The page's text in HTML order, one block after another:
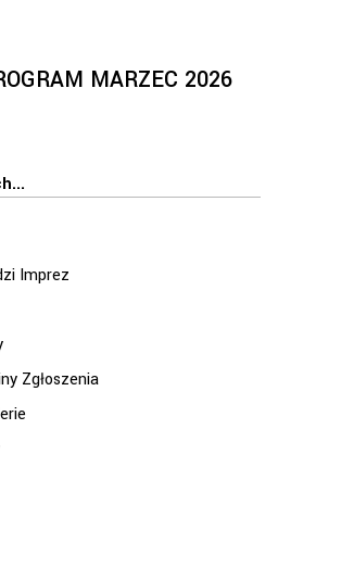
MARZEC 2026
Imprez
Zgłoszenia